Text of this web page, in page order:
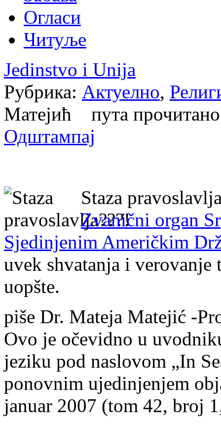
Огласи
Читуље
Jedinstvo i Unija
Рубрика: Актуелно,
Матејић пута
Одштампај
Staza
Zvanični organ
Sjedinjenim Američkim
uvek shvatanja i
uopšte.
piše Dr. Mateja Matejić -
Ovo je očevidno u
jeziku pod naslovom „In
ponovnim ujedinjenjem
januar 2007 (tom 42, broj